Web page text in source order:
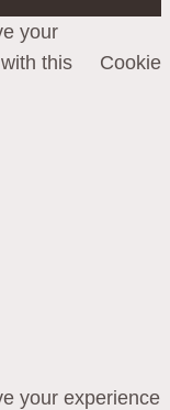
your
this
Cookie
your experience